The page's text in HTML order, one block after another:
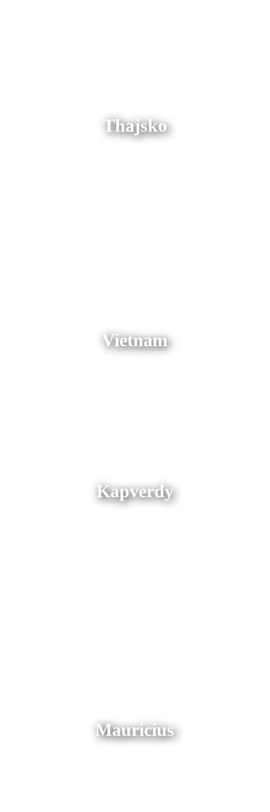
Thajsko
Vietnam
Kapverdy
Mauricius